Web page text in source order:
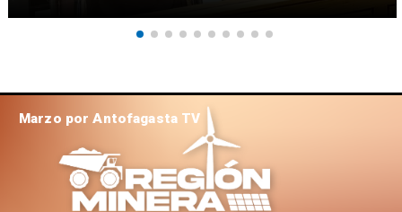
Marzo por Antofagasta TV